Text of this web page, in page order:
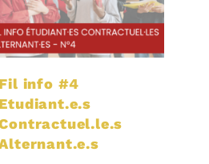
Fil info #4
Etudiant.e.s